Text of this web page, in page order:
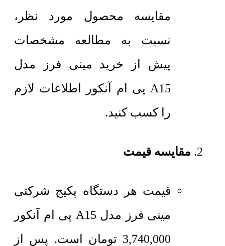
مقایسه محصول مورد نظر،
نسبت به مطالعه مشخصات
پیش از خرید مینی فرز مدل
A15 پی ام آنکور اطلاعات لازم
را کسب کنید.
مقایسه قیمت
قیمت هر دستگاه پکیج شرکتی
مینی فرز مدل A15 پی ام آنکور
3,740,000 تومان است. پس از